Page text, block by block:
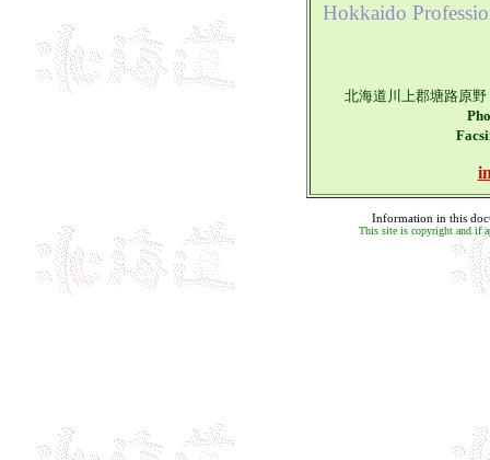
Hokkaido
北海道川上郡塘路原
Information in this
This site is copyright and if